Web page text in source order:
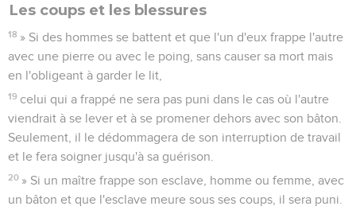
Les coups et les blessures
18 » Si des hommes se battent et que l'un d'eux frappe l'autre
avec une pierre ou avec le poing, sans causer sa mort mais
en l'obligeant à garder le lit,
19 celui qui a frappé ne sera pas puni dans le cas où l'autre
viendrait à se lever et à se promener dehors avec son bâton.
Seulement, il le dédommagera de son interruption de travail
et le fera soigner jusqu'à sa guérison.
20 » Si un maître frappe son esclave, homme ou femme, avec
un bâton et que l'esclave meure sous ses coups, il sera puni.